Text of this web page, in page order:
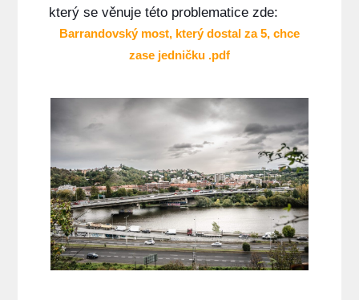
který se věnuje této problematice zde:
Barrandovský most, který dostal za 5, chce
zase jedničku .pdf